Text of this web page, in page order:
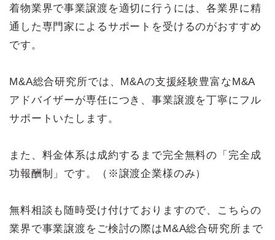
着物業界で事業譲渡を適切に行うには、各業界に精
通した専門家によるサポートを受けるのがおすすめ
です。
M&A総合研究所では、M&Aの支援経験豊富なM&A
アドバイザーが専任につき、事業譲渡を丁寧にフル
サポートいたします。
また、料金体系は成約するまで完全無料の「完全成
功報酬制」です。（※譲渡企業様のみ）
無料相談も随時受け付けておりますので、こちらの
業界で事業譲渡をご検討の際はM&A総合研究所まで